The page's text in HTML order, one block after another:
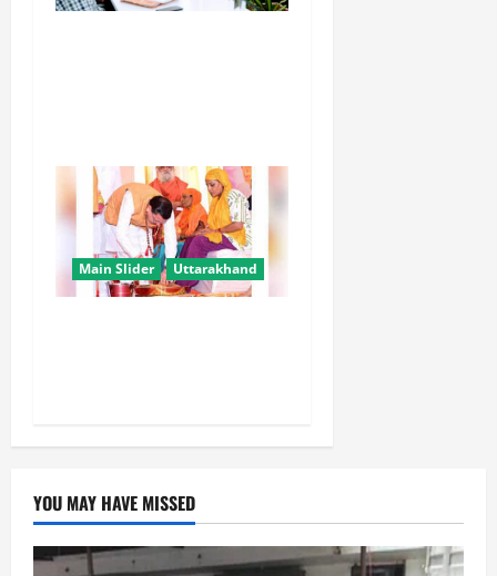
Main Slider Uttarakhand
YOU MAY HAVE MISSED